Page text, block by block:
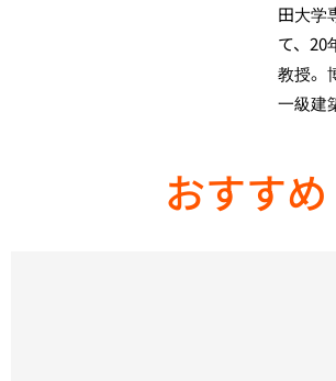
田大学
て、20
教授。
一級建
おすすめ